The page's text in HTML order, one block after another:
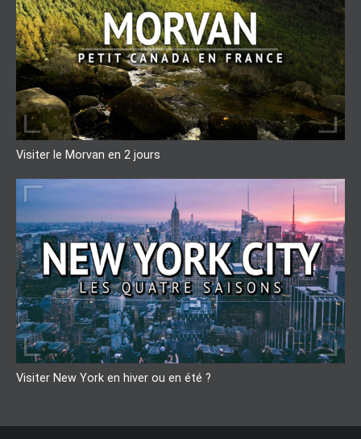
Visiter le Morvan en 2 jours
Visiter New York en hiver ou en été ?